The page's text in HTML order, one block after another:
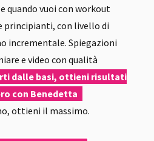
quando vuoi con workout
principianti, con livello di
incrementale. Spiegazioni
e video con qualità
dalle basi, ottieni risultati
con Benedetta
ottieni il massimo.